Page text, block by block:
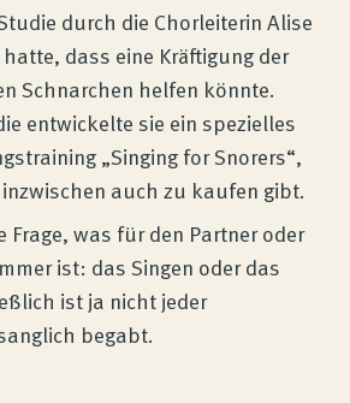
durch die Chorleiterin Alise
dass eine Kräftigung der
Schnarchen helfen könnte.
entwickelte sie ein spezielles
„Singing for Snorers“,
auch zu kaufen gibt.
Frage, was für den Partner oder
ist: das Singen oder das
ist ja nicht jeder
begabt.